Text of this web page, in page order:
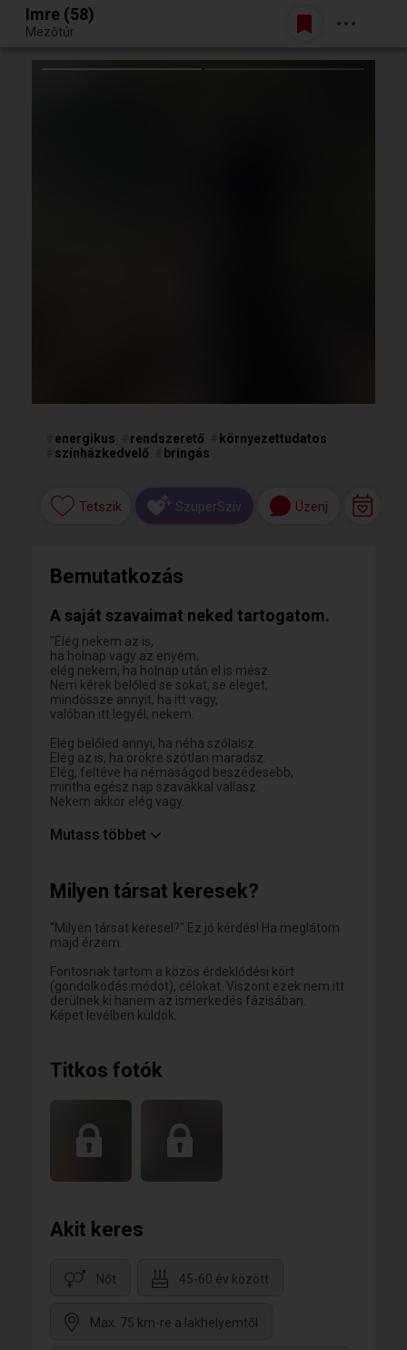
Egy jó randiból bármi lehet.
Belépés
Imre (58)
Mezőtúr
energikus rendszerető
környezettudatos
színházkedvelő bringás
Tetszik SzuperSzív Üzenj
Bemutatkozás
A saját szavaimat neked tartogatom.
"Elég nekem az is,
ha holnap vagy az enyém;
elég nekem, ha holnap után el is mész.
Nem kérek belőled se sokat, se eleget,
mindössze annyit, ha itt vagy,
valóban itt legyél; nekem.
Elég belőled annyi, ha néha szólalsz.
Elég az is, ha örökre szótlan maradsz.
Elég, feltéve ha némaságod beszédesebb,
mintha egész nap szavakkal vallasz.
Nekem akkor elég vagy.
Elég nekem hogyha csak félig szeretsz,
Elég, ha nem ég el rögtön minden bennünk,
s ha egymáshoz érünk, elég,
…akkor örökké a tied maradok,
De figyelmeztetlek:
ha így akarsz szeretni,
akkor nekem abból sose lesz elég."
Mutass többet
Milyen társat keresek?
"Milyen társat keresel?" Ez jó kérdés! Ha meglátom
majd érzem.
Fontosnak tartom a közös érdeklődési kört
(gondolkodás módot), célokat. Viszont ezek nem itt
derülnek ki hanem az ismerkedés fázisában.
Képet levélben küldök.
Titkos fotók
Akit keres
Nőt 45-60 év között
Max. 75 km-re a lakhelyemtől